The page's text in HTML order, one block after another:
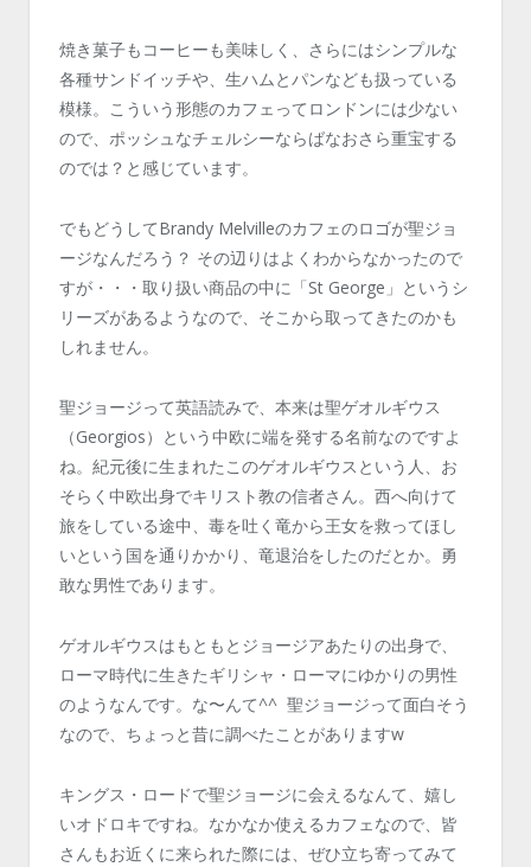
焼き菓子もコーヒーも美味しく、さらにはシンプルな
各種サンドイッチや、生ハムとパンなども扱っている
模様。こういう形態のカフェってロンドンには少ない
ので、ポッシュなチェルシーならばなおさら重宝する
のでは？と感じています。
でもどうしてBrandy Melvilleのカフェのロゴが聖ジョ
ージなんだろう？ その辺りはよくわからなかったので
すが・・・取り扱い商品の中に「St George」というシ
リーズがあるようなので、そこから取ってきたのかも
しれません。
聖ジョージって英語読みで、本来は聖ゲオルギウス
（Georgios）という中欧に端を発する名前なのですよ
ね。紀元後に生まれたこのゲオルギウスという人、お
そらく中欧出身でキリスト教の信者さん。西へ向けて
旅をしている途中、毒を吐く竜から王女を救ってほし
いという国を通りかかり、竜退治をしたのだとか。勇
敢な男性であります。
ゲオルギウスはもともとジョージアあたりの出身で、
ローマ時代に生きたギリシャ・ローマにゆかりの男性
のようなんです。な〜んて^^ 聖ジョージって面白そう
なので、ちょっと昔に調べたことがありますw
キングス・ロードで聖ジョージに会えるなんて、嬉し
いオドロキですね。なかなか使えるカフェなので、皆
さんもお近くに来られた際には、ぜひ立ち寄ってみて